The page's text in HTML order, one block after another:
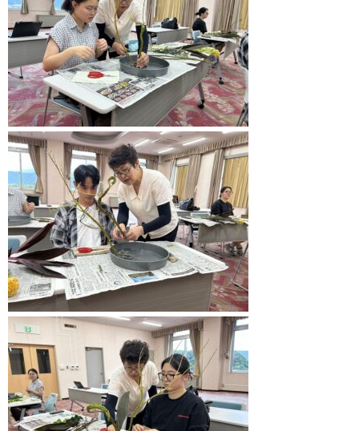
採用ご担当者様へ
アクセス・施設紹介
京都YMCA